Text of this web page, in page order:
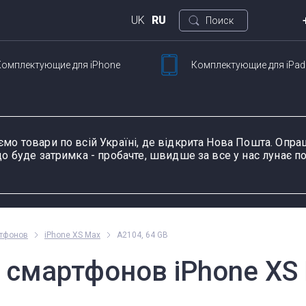
товари по всій Україні, де відкрита Нова Пошта.
затримка - пробачте, швидше за все у нас лунає
UK RU Поиск
Киев
ноутбуков
для iPhone
для смартфонов
Комплектующие для iPad
планшетов
устройства, модель или серию
iPhone XS Max A2104, 64 GB
iPhone XS